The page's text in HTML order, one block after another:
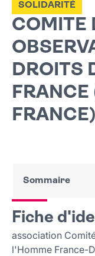
COMITE
DROITS
FRANCE)
SOLIDARITÉ
Sommaire
Fiche d'identité
Nous contacter
Fiche
association
l'Homme France-